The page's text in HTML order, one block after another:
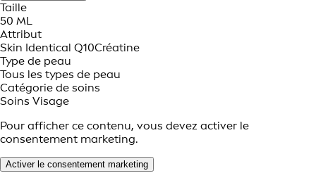
Taille
50 ML
Attribut
Skin Identical Q10Créatine
Type de peau
Tous les types de peau
Catégorie de soins
Soins Visage
Pour afficher ce contenu, vous devez activer le
consentement marketing.
Activer le consentement marketing